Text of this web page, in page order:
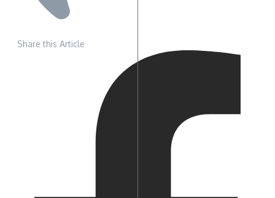
Share this Article